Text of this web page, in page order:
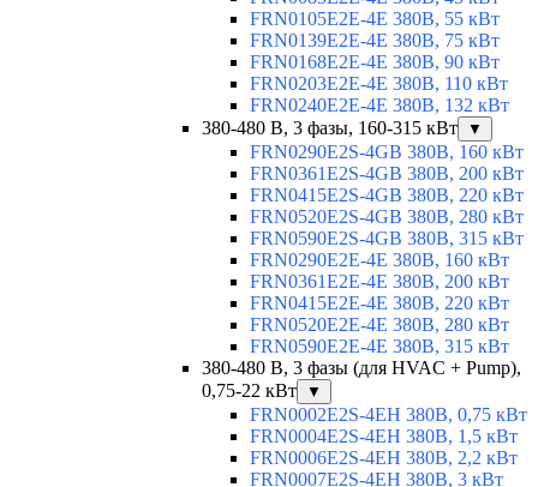
FRN0105E2E-4E 380В, 55 кВт
FRN0139E2E-4E 380В, 75 кВт
FRN0168E2E-4E 380В, 90 кВт
FRN0203E2E-4E 380В, 110 кВт
FRN0240E2E-4E 380В, 132 кВт
380-480 В, 3 фазы, 160-315 кВт
▼
FRN0290E2S-4GB 380В, 160 кВт
FRN0361E2S-4GB 380В, 200 кВт
FRN0415E2S-4GB 380В, 220 кВт
FRN0520E2S-4GB 380В, 280 кВт
FRN0590E2S-4GB 380В, 315 кВт
FRN0290E2E-4E 380В, 160 кВт
FRN0361E2E-4E 380В, 200 кВт
FRN0415E2E-4E 380В, 220 кВт
FRN0520E2E-4E 380В, 280 кВт
FRN0590E2E-4E 380В, 315 кВт
380-480 В, 3 фазы (для HVAC + Pump),
0,75-22 кВт
▼
FRN0002E2S-4EH 380В, 0,75 кВт
FRN0004E2S-4EH 380В, 1,5 кВт
FRN0006E2S-4EH 380В, 2,2 кВт
FRN0007E2S-4EH 380В, 3 кВт